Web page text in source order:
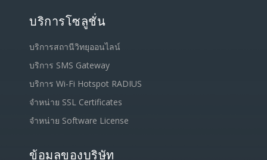
บริการโซลูชั่น
บริการสถานีวิทยุออนไลน์
บริการ SMS Gateway
บริการ Wi-Fi Hotspot RADIUS
จำหน่าย SSL Certificates
จำหน่าย Software License
ข้อมูลของบริษัท